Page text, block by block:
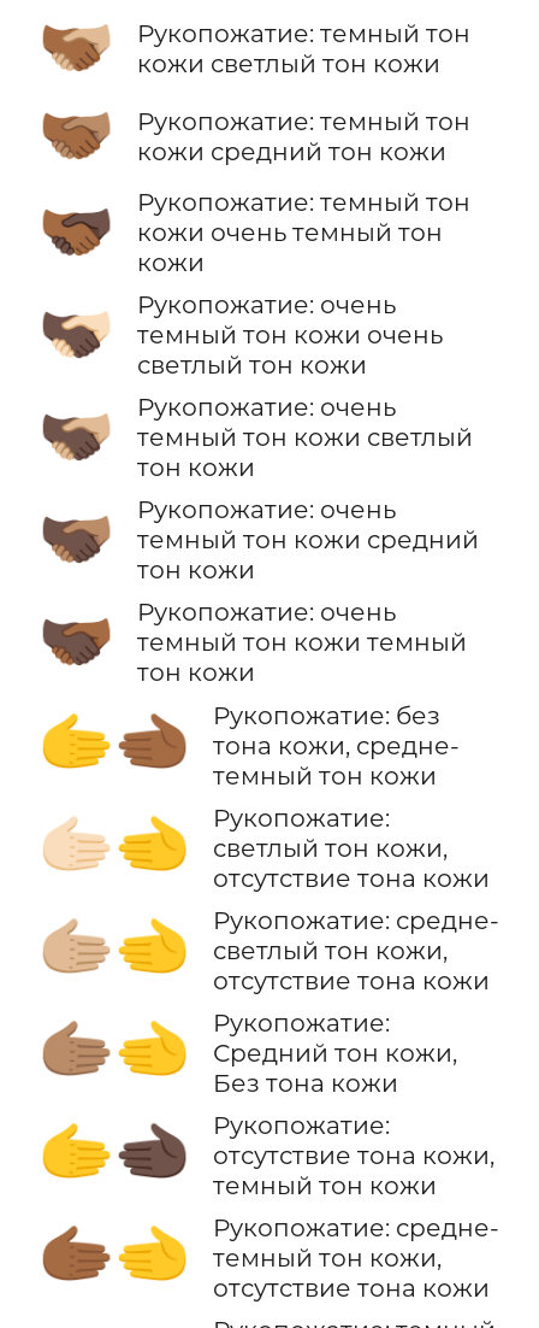
🫱🏾‍🫲🏼
Рукопожатие: темный тон
кожи светлый тон кожи
🫱🏾‍🫲🏽
Рукопожатие: темный тон
кожи средний тон кожи
🫱🏾‍🫲🏿
Рукопожатие: темный тон
кожи очень темный тон
кожи
🫱🏿‍🫲🏻
Рукопожатие: очень
темный тон кожи очень
светлый тон кожи
🫱🏿‍🫲🏼
Рукопожатие: очень
темный тон кожи светлый
тон кожи
🫱🏿‍🫲🏽
Рукопожатие: очень
темный тон кожи средний
тон кожи
🫱🏿‍🫲🏾
Рукопожатие: очень
темный тон кожи темный
тон кожи
🫱‍🫲🏾
Рукопожатие: без
тона кожи, средне-
темный тон кожи
🫱🏻‍🫲
Рукопожатие:
светлый тон кожи,
отсутствие тона кожи
🫱🏼‍🫲
Рукопожатие: средне-
светлый тон кожи,
отсутствие тона кожи
🫱🏽‍🫲
Рукопожатие:
Средний тон кожи,
Без тона кожи
🫱‍🫲🏿
Рукопожатие:
отсутствие тона кожи,
темный тон кожи
🫱🏾‍🫲
Рукопожатие: средне-
темный тон кожи,
отсутствие тона кожи